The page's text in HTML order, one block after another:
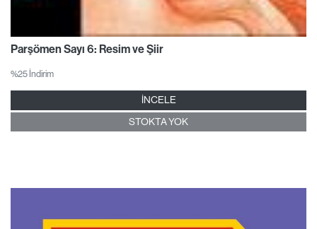
Parşömen Sayı 6: Resim ve Şiir
%25 İndirim
İNCELE
STOKTA YOK